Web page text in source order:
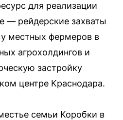
для реализации
— рейдерские захваты
местных фермеров в
агрохолдингов и
застройку
центре Краснодара.
семьи Коробки в